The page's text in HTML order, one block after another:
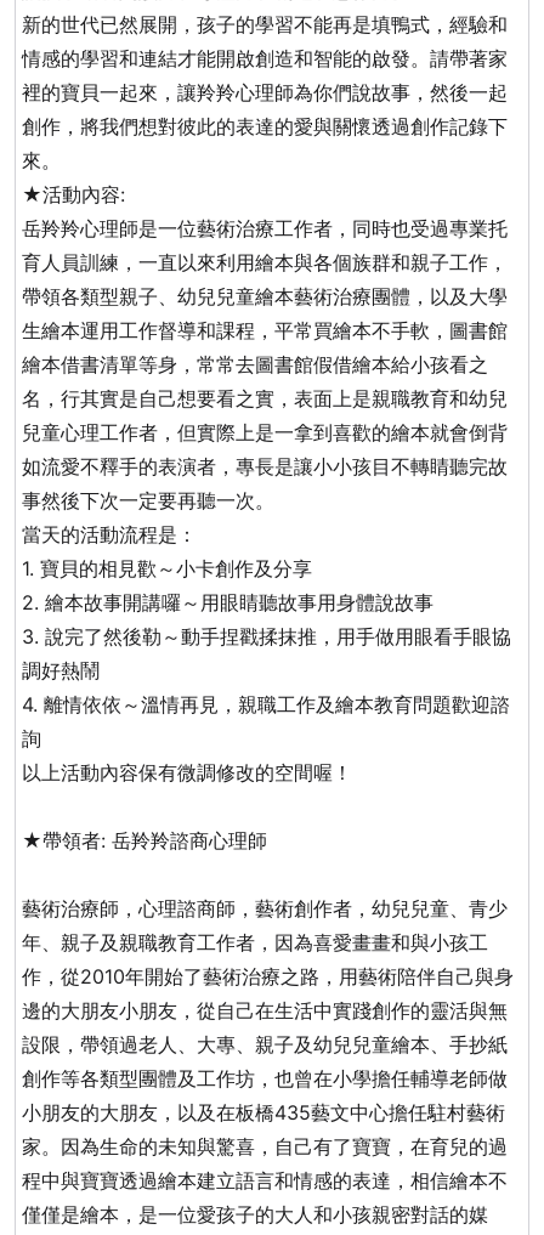
新的世代已然展開，孩子的學習不能再是填鴨式，經驗和
情感的學習和連結才能開啟創造和智能的啟發。請帶著家
裡的寶貝一起來，讓羚羚心理師為你們說故事，然後一起
創作，將我們想對彼此的表達的愛與關懷透過創作記錄下
來。
★活動內容:
岳羚羚心理師是一位藝術治療工作者，同時也受過專業托
育人員訓練，一直以來利用繪本與各個族群和親子工作，
帶領各類型親子、幼兒兒童繪本藝術治療團體，以及大學
生繪本運用工作督導和課程，平常買繪本不手軟，圖書館
繪本借書清單等身，常常去圖書館假借繪本給小孩看之
名，行其實是自己想要看之實，表面上是親職教育和幼兒
兒童心理工作者，但實際上是一拿到喜歡的繪本就會倒背
如流愛不釋手的表演者，專長是讓小小孩目不轉睛聽完故
事然後下次一定要再聽一次。
當天的活動流程是：
1. 寶貝的相見歡～小卡創作及分享
2. 繪本故事開講囉～用眼睛聽故事用身體說故事
3. 說完了然後勒～動手捏戳揉抹推，用手做用眼看手眼協
調好熱鬧
4. 離情依依～溫情再見，親職工作及繪本教育問題歡迎諮
詢
以上活動內容保有微調修改的空間喔！
★帶領者: 岳羚羚諮商心理師
藝術治療師，心理諮商師，藝術創作者，幼兒兒童、青少
年、親子及親職教育工作者，因為喜愛畫畫和與小孩工
作，從2010年開始了藝術治療之路，用藝術陪伴自己與身
邊的大朋友小朋友，從自己在生活中實踐創作的靈活與無
設限，帶領過老人、大專、親子及幼兒兒童繪本、手抄紙
創作等各類型團體及工作坊，也曾在小學擔任輔導老師做
小朋友的大朋友，以及在板橋435藝文中心擔任駐村藝術
家。因為生命的未知與驚喜，自己有了寶寶，在育兒的過
程中與寶寶透過繪本建立語言和情感的表達，相信繪本不
僅僅是繪本，是一位愛孩子的大人和小孩親密對話的媒